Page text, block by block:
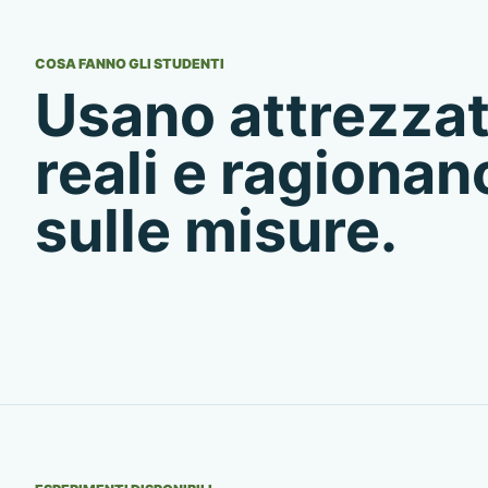
COSA FANNO GLI STUDENTI
Usano
reali e
sulle misure.